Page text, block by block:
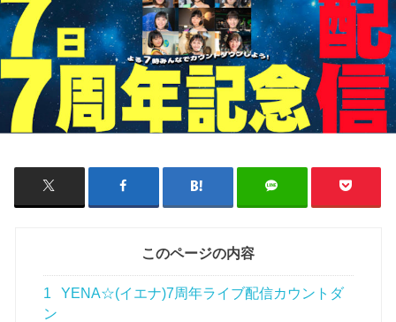
このページの内容
1
YENA☆(イエナ)7周年ライブ配信カウントダ
ン